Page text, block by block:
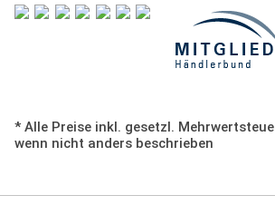
* Alle Preise inkl. gesetzl.
wenn nicht anders beschrieben